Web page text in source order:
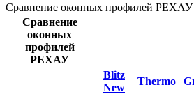
Сравнение оконных профилей РЕХАУ
Сравнение
оконных
профилей
РЕХАУ
Blitz
New
Thermo